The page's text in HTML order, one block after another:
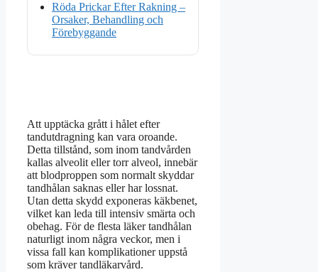
Röda Prickar Efter Rakning –
Orsaker, Behandling och
Förebyggande
Att upptäcka grått i hålet efter
tandutdragning kan vara oroande.
Detta tillstånd, som inom tandvården
kallas alveolit eller torr alveol, innebär
att blodproppen som normalt skyddar
tandhålan saknas eller har lossnat.
Utan detta skydd exponeras käkbenet,
vilket kan leda till intensiv smärta och
obehag. För de flesta läker tandhålan
naturligt inom några veckor, men i
vissa fall kan komplikationer uppstå
som kräver tandläkarvård.